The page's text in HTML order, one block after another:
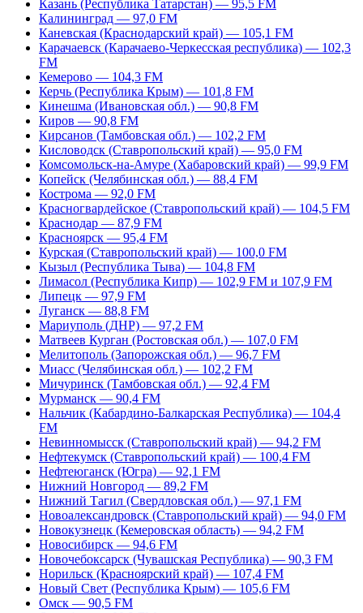
Казань (Республика Татарстан) — 95,5 FM
Калининград — 97,0 FM
Каневская (Краснодарский край) — 105,1 FM
Карачаевск (Карачаево-Черкесская республика) — 102,3
FM
Кемерово — 104,3 FM
Керчь (Республика Крым) — 101,8 FM
Кинешма (Ивановская обл.) — 90,8 FM
Киров — 90,8 FM
Кирсанов (Тамбовская обл.) — 102,2 FM
Кисловодск (Ставропольский край) — 95,0 FM
Комсомольск-на-Амуре (Хабаровский край) — 99,9 FM
Копейск (Челябинская обл.) — 88,4 FM
Кострома — 92,0 FM
Красногвардейское (Ставропольский край) — 104,5 FM
Краснодар — 87,9 FM
Красноярск — 95,4 FM
Курская (Ставропольский край) — 100,0 FM
Кызыл (Республика Тыва) — 104,8 FM
Лимасол (Республика Кипр) — 102,9 FM и 107,9 FM
Липецк — 97,9 FM
Луганск — 88,8 FM
Мариуполь (ДНР) — 97,2 FM
Матвеев Курган (Ростовская обл.) — 107,0 FM
Мелитополь (Запорожская обл.) — 96,7 FM
Миасс (Челябинская обл.) — 102,2 FM
Мичуринск (Тамбовская обл.) — 92,4 FM
Мурманск — 90,4 FM
Нальчик (Кабардино-Балкарская Республика) — 104,4
FM
Невинномысск (Ставропольский край) — 94,2 FM
Нефтекумск (Ставропольский край) — 100,4 FM
Нефтеюганск (Югра) — 92,1 FM
Нижний Новгород — 89,2 FM
Нижний Тагил (Свердловская обл.) — 97,1 FM
Новоалександровск (Ставропольский край) — 94,0 FM
Новокузнецк (Кемеровская область) — 94,2 FM
Новосибирск — 94,6 FM
Новочебоксарск (Чувашская Республика) — 90,3 FM
Норильск (Красноярский край) — 107,4 FM
Новый Свет (Республика Крым) — 105,6 FM
Омск — 90,5 FM